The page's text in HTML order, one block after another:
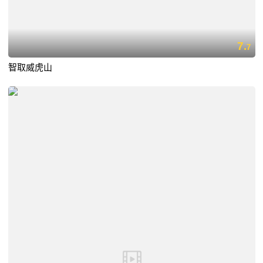
7.7
智取威虎山